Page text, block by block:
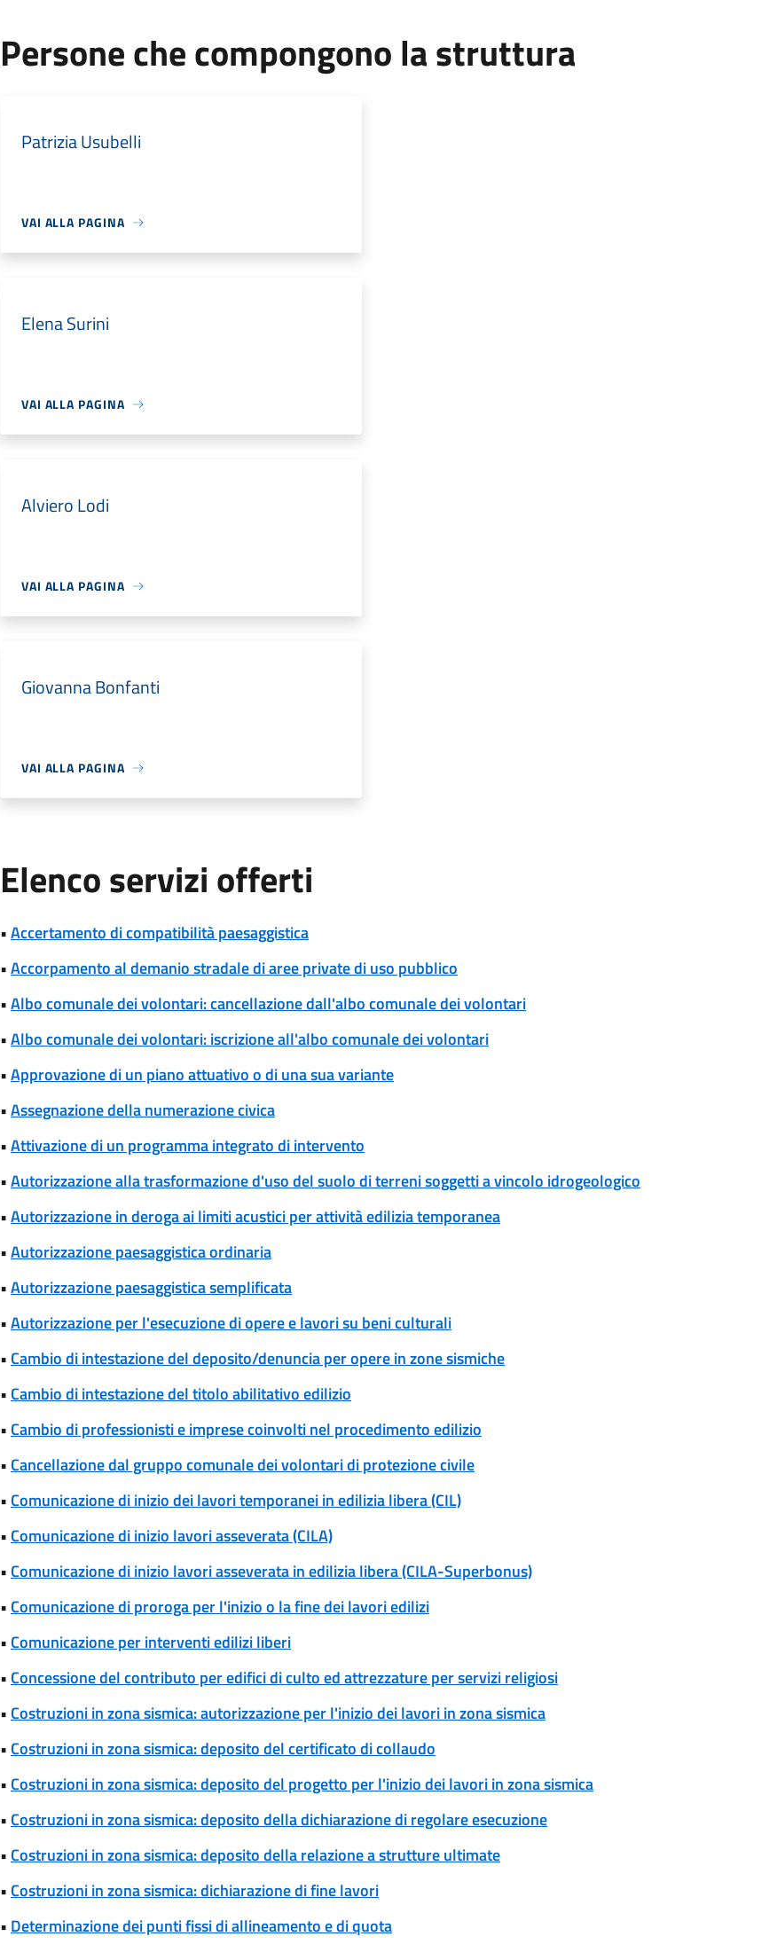
Persone che compongono la struttura
Patrizia Usubelli
VAI ALLA PAGINA
Elena Surini
VAI ALLA PAGINA
Alviero Lodi
VAI ALLA PAGINA
Giovanna Bonfanti
VAI ALLA PAGINA
Elenco servizi offerti
•Accertamento di compatibilità paesaggistica
•Accorpamento al demanio stradale di aree private di uso pubblico
•Albo comunale dei volontari: cancellazione dall'albo comunale dei volontari
•Albo comunale dei volontari: iscrizione all'albo comunale dei volontari
•Approvazione di un piano attuativo o di una sua variante
•Assegnazione della numerazione civica
•Attivazione di un programma integrato di intervento
•Autorizzazione alla trasformazione d'uso del suolo di terreni soggetti a vincolo idrogeologico
•Autorizzazione in deroga ai limiti acustici per attività edilizia temporanea
•Autorizzazione paesaggistica ordinaria
•Autorizzazione paesaggistica semplificata
•Autorizzazione per l'esecuzione di opere e lavori su beni culturali
• Cambio di intestazione del deposito/denuncia per opere in zone sismiche
• Cambio di intestazione del titolo abilitativo edilizio
• Cambio di professionisti e imprese coinvolti nel procedimento edilizio
• Cancellazione dal gruppo comunale dei volontari di protezione civile
• Comunicazione di inizio dei lavori temporanei in edilizia libera (CIL)
• Comunicazione di inizio lavori asseverata (CILA)
• Comunicazione di inizio lavori asseverata in edilizia libera (CILA-Superbonus)
• Comunicazione di proroga per l'inizio o la fine dei lavori edilizi
• Comunicazione per interventi edilizi liberi
• Concessione del contributo per edifici di culto ed attrezzature per servizi religiosi
• Costruzioni in zona sismica: autorizzazione per l'inizio dei lavori in zona sismica
• Costruzioni in zona sismica: deposito del certificato di collaudo
• Costruzioni in zona sismica: deposito del progetto per l'inizio dei lavori in zona sismica
• Costruzioni in zona sismica: deposito della dichiarazione di regolare esecuzione
• Costruzioni in zona sismica: deposito della relazione a strutture ultimate
• Costruzioni in zona sismica: dichiarazione di fine lavori
• Determinazione dei punti fissi di allineamento e di quota